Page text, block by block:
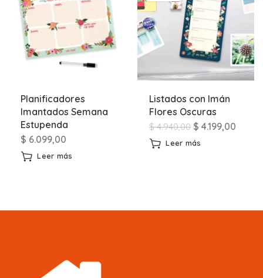
Planificadores
Imantados Semana
Estupenda
$ 6.099,00
Leer más
Listados con Imán
Flores Oscuras
$4.940,00 $ 4.199,00
Leer más